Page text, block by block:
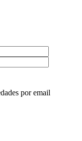
por email